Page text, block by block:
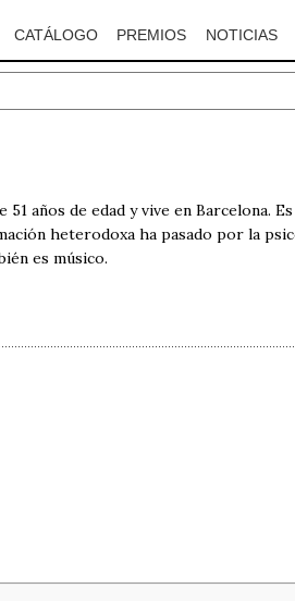
CATÁLOGO PREMIOS NOTICIAS
años de edad y vive en Barcelona.
heterodoxa ha pasado por la
es músico.